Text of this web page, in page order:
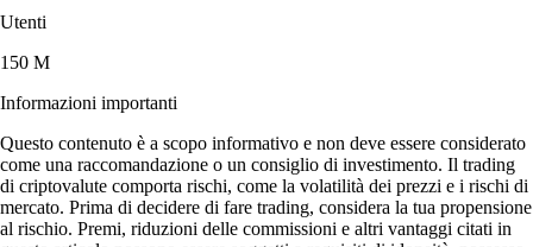
Utenti
150 M
Informazioni importanti
Questo contenuto è a scopo informativo e non deve essere considerato
come una raccomandazione o un consiglio di investimento. Il trading
di criptovalute comporta rischi, come la volatilità dei prezzi e i rischi di
mercato. Prima di decidere di fare trading, considera la tua propensione
al rischio. Premi, riduzioni delle commissioni e altri vantaggi citati in